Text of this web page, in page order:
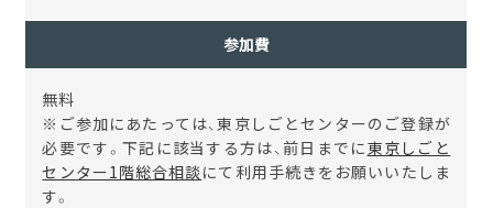
参加費
無料
※ ご参加にあたっては、東京しごとセンターのご登録が
必要です。下記に該当する方は、前日までに東京しごと
センター1階総合相談 にて利用手続きをお願いいたしま
す。